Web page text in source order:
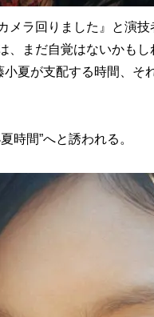
ラ回りました』と演
、まだ自覚はないかも
小夏が支配する時間、
時間”へと誘われる。